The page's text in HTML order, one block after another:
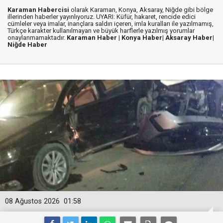
Karaman Habercisi olarak Karaman, Konya, Aksaray, Niğde gibi bölge
illerinden haberler yayınlıyoruz. UYARI: Küfür, hakaret, rencide edici
cümleler veya imalar, inançlara saldırı içeren, imla kuralları ile yazılmamış,
Türkçe karakter kullanılmayan ve büyük harflerle yazılmış yorumlar
onaylanmamaktadır. Karaman Haber | Konya Haber| Aksaray Haber|
Niğde Haber
01:58
08 Ağustos 2026